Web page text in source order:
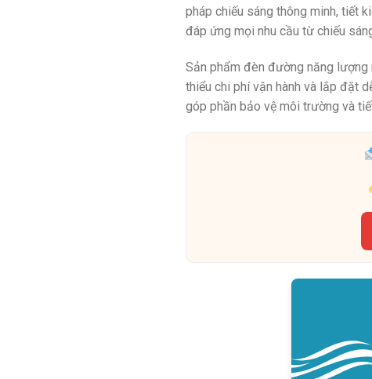
pháp chiếu sáng thông minh, tiết
đáp ứng mọi nhu cầu từ chiếu
Sản phẩm đèn đường năng
thiểu chi phí vận hành và lắp đặt
góp phần bảo vệ môi trường và